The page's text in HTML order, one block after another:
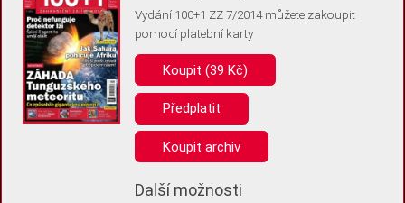
Pro základní fungování webu nepotřebujeme ukládat žádné informace
(tzv. cookies apod.). Rádi bychom vás ale požádali o souhlas s
uložením volitelných informací:
Anonymní unikátní ID
Díky němu příště poznáme, že se jedná o stejné zařízení, a
Identifikátor je zcela anonymní.
Vydání 100+1 ZZ 7/2014 můžete zakoupit
pomocí platební karty
Koupit (39 Kč)
Předplatit
Koupit archiv
Další možnosti